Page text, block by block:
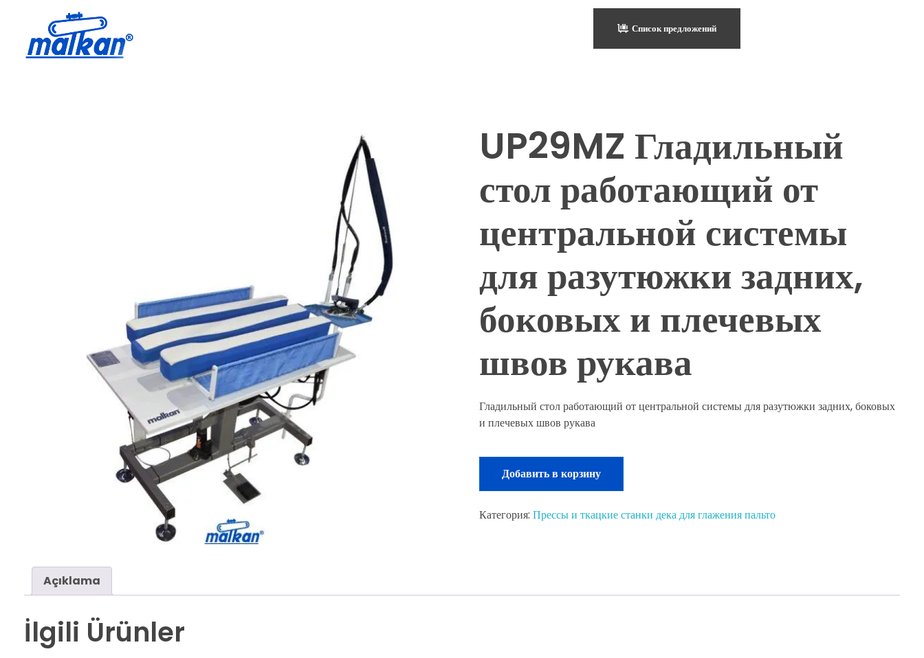
Список предложений
UP29MZ Гладильный
стол работающий от
центральной системы
для разутюжки задних,
боковых и плечевых
швов рукава
Гладильный стол работающий от центральной системы для разутюжки задних, боковых
и плечевых швов рукава
Добавить в корзину
Категория:Прессы и ткацкие станки дека для глажения пальто
Açıklama
İlgili Ürünler